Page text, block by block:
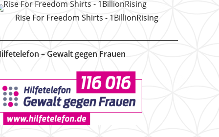
Rise For Freedom Shirts - 1BillionRising
– Gewalt gegen Frauen